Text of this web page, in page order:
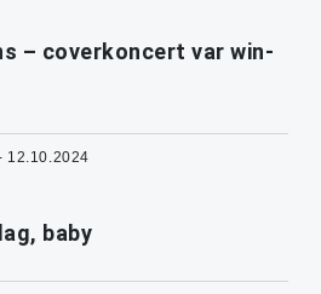
– coverkoncert var win-
12.10.2024
baby